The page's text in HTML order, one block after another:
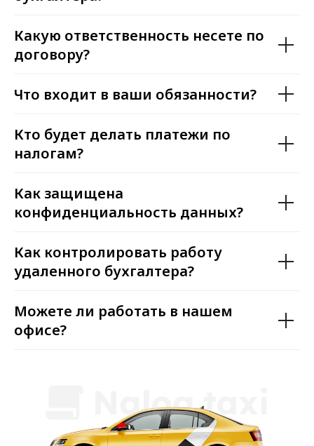
Какую ответственность несете по
договору?
Что входит в ваши обязанности?
Кто будет делать платежи по
налогам?
Как защищена
конфиденциальность данных?
Как контролировать работу
удаленного бухгалтера?
Можете ли работать в нашем
офисе?